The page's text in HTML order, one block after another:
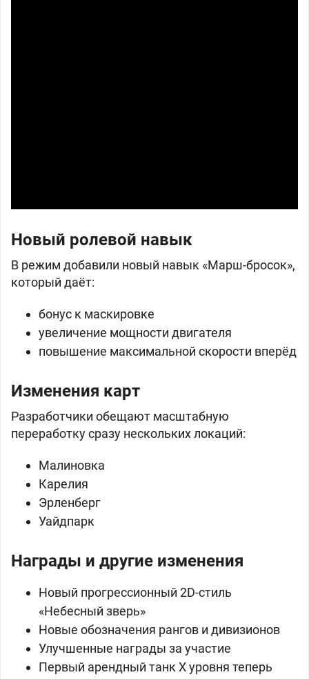
Новый ролевой навык
В режим добавили новый навык «Марш-бросок»,
который даёт:
бонус к маскировке
увеличение мощности двигателя
повышение максимальной скорости вперёд
Изменения карт
Разработчики обещают масштабную
переработку сразу нескольких локаций:
Малиновка
Карелия
Эрленберг
Уайдпарк
Награды и другие изменения
Новый прогрессионный 2D-стиль
«Небесный зверь»
Новые обозначения рангов и дивизионов
Улучшенные награды за участие
Первый арендный танк X уровня теперь